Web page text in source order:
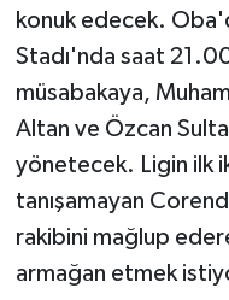
konuk edecek.
Stadı'nda saat
müsabakaya,
Altan ve Özcan
yönetecek. Ligin ilk
tanışamayan
rakibini mağlup
armağan etmek